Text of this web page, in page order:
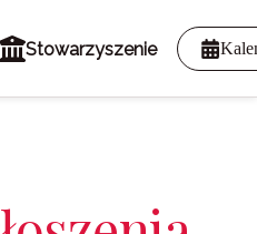
Stowarzyszenie